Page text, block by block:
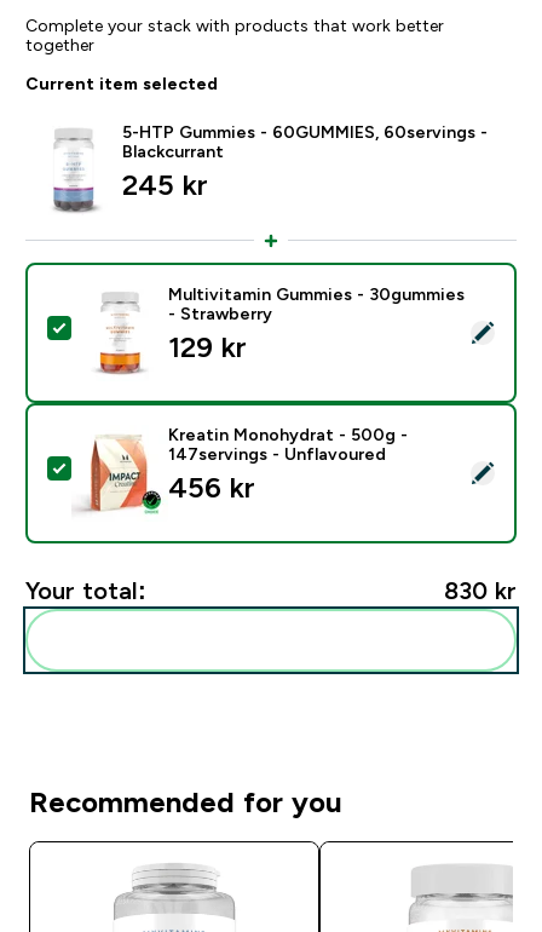
Complete your stack with products that work better
together
Current item selected
5-HTP Gummies - 60GUMMIES, 60servings -
Blackcurrant
245 kr‎
Select this product - Multivitamin Gummies -
Multivitamin Gummies - 30gummies
- Strawberry
129 kr‎
Select this product - Kreatin Monohydrat - 500g -
Kreatin Monohydrat - 500g -
147servings - Unflavoured
456 kr‎
Your total: 830 kr‎
Recommended for you